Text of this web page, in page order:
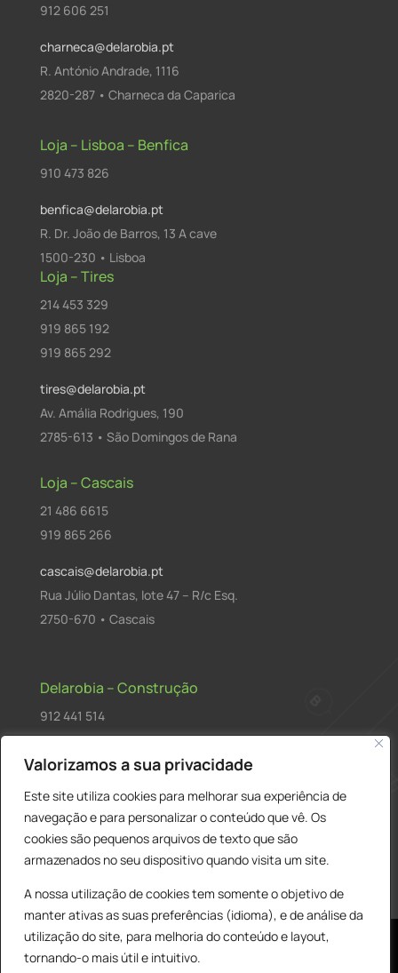
Valorizamos a sua privacidade
Este site utiliza cookies para melhorar sua experiência de
navegação e para personalizar o conteúdo que vê. Os
cookies são pequenos arquivos de texto que são
armazenados no seu dispositivo quando visita um site.
A nossa utilização de cookies tem somente o objetivo de
manter ativas as suas preferências (idioma), e de análise da
utilização do site, para melhoria do conteúdo e layout,
tornando-o mais útil e intuitivo.
912 606 251
charneca@delarobia.pt
R. António Andrade, 1116
2820-287 • Charneca da Caparica
Loja – Lisboa – Benfica
910 473 826
benfica@delarobia.pt
R. Dr. João de Barros, 13 A cave
1500-230 • Lisboa
Loja – Tires
214 453 329
919 865 192
919 865 292
tires@delarobia.pt
Av. Amália Rodrigues, 190
2785-613 • São Domingos de Rana
Loja – Cascais
21 486 6615
919 865 266
cascais@delarobia.pt
Rua Júlio Dantas, lote 47 – R/c Esq.
2750-670 • Cascais
Delarobia – Construção
912 441 514
R. António Andrade, 1171
2820-287 • Charneca de Caparica
Products
search PESQUISAR